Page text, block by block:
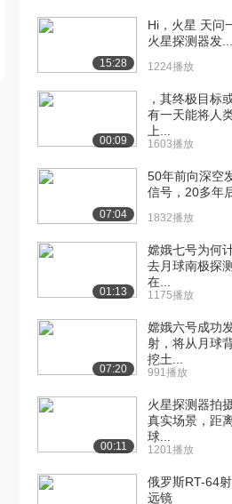
[16] 《漫步太空----探索印
[17] 哈勃眼中的行星
[18] 捷列什科娃驾驶“东方
6号”升入太空
1232播放
[19] 列昂诺夫进行人类第
一次太空行走
1105播放
[20] 美国“太空实验室”空间
1273播放
[21] 美国第一次飞船对接
[22] 美国第一次太空出舱
全程记录（上）
15:28
Hi，火星 天问
火星探测器发...
1224播放
00:09
，其终极目标
有一天能将人
上...
1603播放
07:04
50年前向深空
信号，20多年
1832播放
01:13
嫦娥七号为何
去月球南极探
在...
1175播放
07:20
嫦娥六号成功
射，将从月球
挖土...
991播放
00:11
火星探测器拍
真实场景，距
球...
1201播放
俄罗斯RT-64
远镜